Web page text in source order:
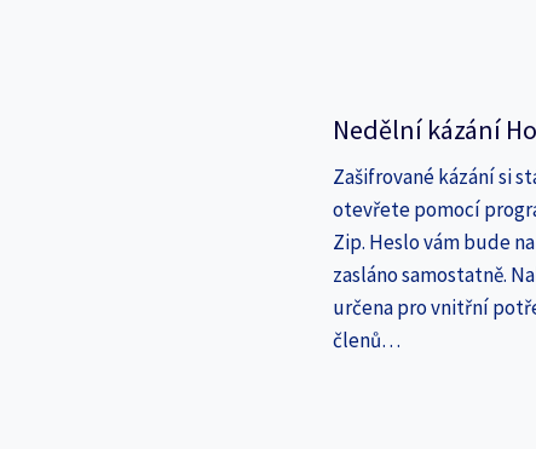
Nedělní kázání
Zašifrované kázání si
otevřete pomocí
Zip. Heslo vám bude
zasláno samostatně.
určena pro vnitřní
členů…